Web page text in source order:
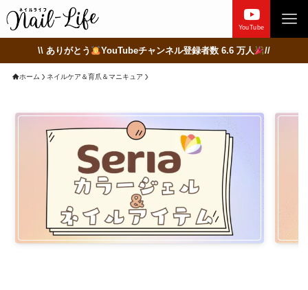
YouTube
\\ ありがとう YouTubeチャンネル登録者数 6.6 万人 //
ホーム ネイルケア＆育爪＆マニキュア